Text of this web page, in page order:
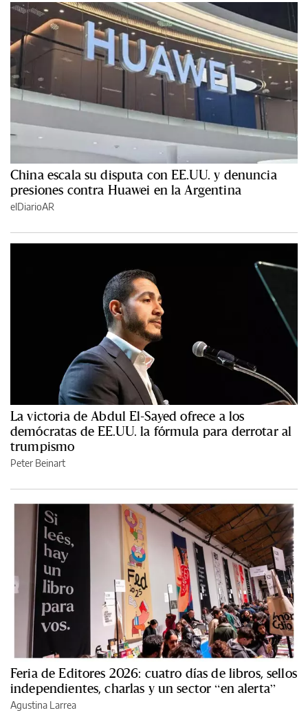
China escala su disputa con EE.UU. y denuncia
presiones contra Huawei en la Argentina
elDiarioAR
La victoria de Abdul El-Sayed ofrece a los
demócratas de EE.UU. la fórmula para derrotar al
trumpismo
Peter Beinart
Feria de Editores 2026: cuatro días de libros, sellos
independientes, charlas y un sector “en alerta”
Agustina Larrea